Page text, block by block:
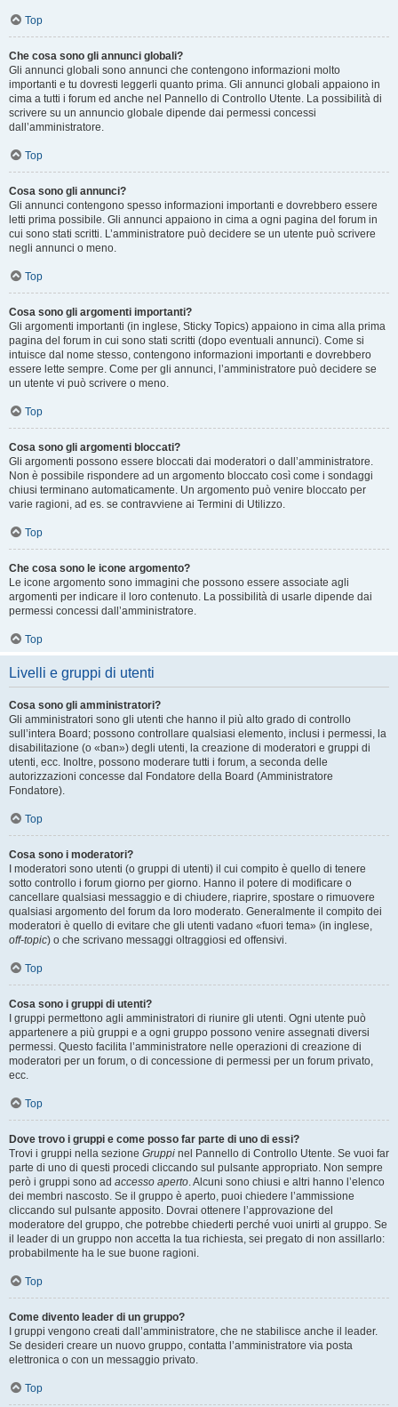
Top
Che cosa sono gli annunci globali?
Gli annunci globali sono annunci che contengono informazioni molto
importanti e tu dovresti leggerli quanto prima. Gli annunci globali appaiono in
cima a tutti i forum ed anche nel Pannello di Controllo Utente. La possibilità di
scrivere su un annuncio globale dipende dai permessi concessi
dall’amministratore.
Top
Cosa sono gli annunci?
Gli annunci contengono spesso informazioni importanti e dovrebbero essere
letti prima possibile. Gli annunci appaiono in cima a ogni pagina del forum in
cui sono stati scritti. L’amministratore può decidere se un utente può scrivere
negli annunci o meno.
Top
Cosa sono gli argomenti importanti?
Gli argomenti importanti (in inglese, Sticky Topics) appaiono in cima alla prima
pagina del forum in cui sono stati scritti (dopo eventuali annunci). Come si
intuisce dal nome stesso, contengono informazioni importanti e dovrebbero
essere lette sempre. Come per gli annunci, l’amministratore può decidere se
un utente vi può scrivere o meno.
Top
Cosa sono gli argomenti bloccati?
Gli argomenti possono essere bloccati dai moderatori o dall’amministratore.
Non è possibile rispondere ad un argomento bloccato così come i sondaggi
chiusi terminano automaticamente. Un argomento può venire bloccato per
varie ragioni, ad es. se contravviene ai Termini di Utilizzo.
Top
Che cosa sono le icone argomento?
Le icone argomento sono immagini che possono essere associate agli
argomenti per indicare il loro contenuto. La possibilità di usarle dipende dai
permessi concessi dall’amministratore.
Top
Livelli e gruppi di utenti
Cosa sono gli amministratori?
Gli amministratori sono gli utenti che hanno il più alto grado di controllo
sull’intera Board; possono controllare qualsiasi elemento, inclusi i permessi, la
disabilitazione (o «ban») degli utenti, la creazione di moderatori e gruppi di
utenti, ecc. Inoltre, possono moderare tutti i forum, a seconda delle
autorizzazioni concesse dal Fondatore della Board (Amministratore
Fondatore).
Top
Cosa sono i moderatori?
I moderatori sono utenti (o gruppi di utenti) il cui compito è quello di tenere
sotto controllo i forum giorno per giorno. Hanno il potere di modificare o
cancellare qualsiasi messaggio e di chiudere, riaprire, spostare o rimuovere
qualsiasi argomento del forum da loro moderato. Generalmente il compito dei
moderatori è quello di evitare che gli utenti vadano «fuori tema» (in inglese,
off-topic) o che scrivano messaggi oltraggiosi ed offensivi.
Top
Cosa sono i gruppi di utenti?
I gruppi permettono agli amministratori di riunire gli utenti. Ogni utente può
appartenere a più gruppi e a ogni gruppo possono venire assegnati diversi
permessi. Questo facilita l’amministratore nelle operazioni di creazione di
moderatori per un forum, o di concessione di permessi per un forum privato,
ecc.
Top
Dove trovo i gruppi e come posso far parte di uno di essi?
Trovi i gruppi nella sezione Gruppi nel Pannello di Controllo Utente. Se vuoi far
parte di uno di questi procedi cliccando sul pulsante appropriato. Non sempre
però i gruppi sono ad accesso aperto. Alcuni sono chiusi e altri hanno l’elenco
dei membri nascosto. Se il gruppo è aperto, puoi chiedere l’ammissione
cliccando sul pulsante apposito. Dovrai ottenere l’approvazione del
moderatore del gruppo, che potrebbe chiederti perché vuoi unirti al gruppo. Se
il leader di un gruppo non accetta la tua richiesta, sei pregato di non assillarlo:
probabilmente ha le sue buone ragioni.
Top
Come divento leader di un gruppo?
I gruppi vengono creati dall’amministratore, che ne stabilisce anche il leader.
Se desideri creare un nuovo gruppo, contatta l’amministratore via posta
elettronica o con un messaggio privato.
Top